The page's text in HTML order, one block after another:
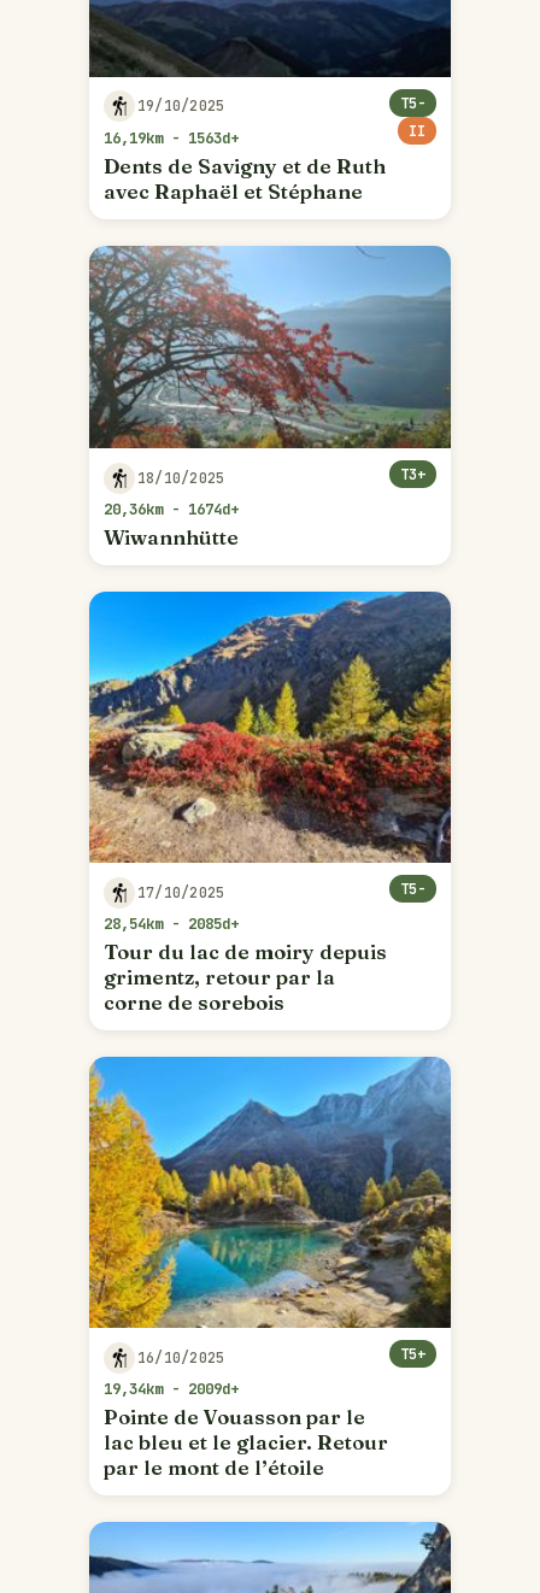
19/10/2025
16,19km - 1563d+
Dents de Savigny et de Ruth
avec Raphaël et Stéphane
T5-
II
18/10/2025
20,36km - 1674d+
Wiwannhütte
T3+
17/10/2025
28,54km - 2085d+
Tour du lac de moiry depuis
grimentz, retour par la
corne de sorebois
T5-
16/10/2025
19,34km - 2009d+
Pointe de Vouasson par le
lac bleu et le glacier. Retour
par le mont de l’étoile
T5+